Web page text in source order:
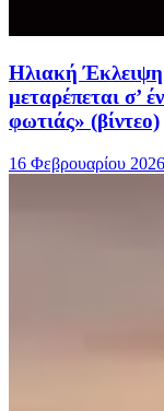
Ηλιακή
μεταρέπεται σ’
φωτιάς» (βίντεο)
16 Φεβρουαρίου